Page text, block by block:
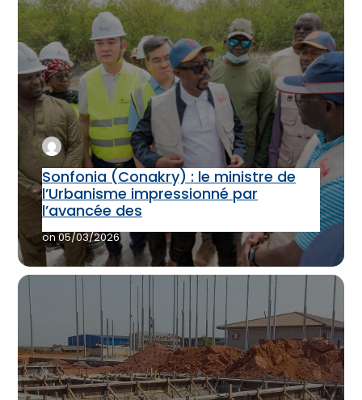
Sonfonia (Conakry) : le ministre de
l’Urbanisme impressionné par
l’avancée des
on05/03/2026